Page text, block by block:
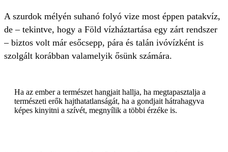
A szurdok mélyén suhanó folyó vize most éppen patakvíz,
de – tekintve, hogy a Föld vízháztartása egy zárt rendszer
– biztos volt már esőcsepp, pára és talán ivóvízként is
szolgált korábban valamelyik ősünk számára.
Ha az ember a természet hangjait hallja, ha megtapasztalja a
természeti erők hajthatatlanságát, ha a gondjait hátrahagyva
képes kinyitni a szívét, megnyílik a többi érzéke is.